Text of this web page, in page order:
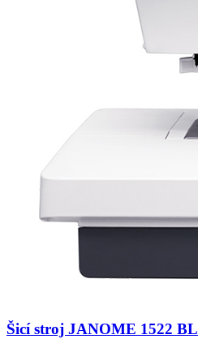
Šicí stroj JANOME 1522 BL